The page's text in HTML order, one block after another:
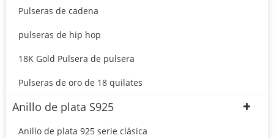
Pulseras de cadena
pulseras de hip hop
18K Gold Pulsera de pulsera
Pulseras de oro de 18 quilates
Anillo de plata S925
Anillo de plata 925 serie clásica